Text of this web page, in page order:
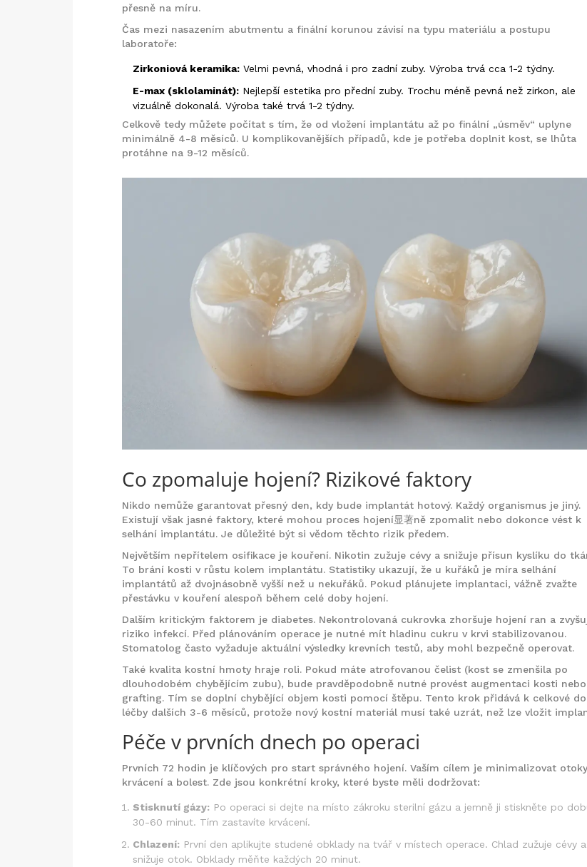
přesně na míru.
Čas mezi nasazením abutmentu a finální korunou závisí na typu materiálu a postupu
laboratoře:
Zirkoniová keramika: Velmi pevná, vhodná i pro zadní zuby. Výroba trvá cca 1-2 týdny.
E-max (sklolaminát): Nejlepší estetika pro přední zuby. Trochu méně pevná než zirkon, ale
vizuálně dokonalá. Výroba také trvá 1-2 týdny.
Celkově tedy můžete počítat s tím, že od vložení implantátu až po finální „úsměv“ uplyne
minimálně 4-8 měsíců. U komplikovanějších případů, kde je potřeba doplnit kost, se lhůta
protáhne na 9-12 měsíců.
Co zpomaluje hojení? Rizikové faktory
Nikdo nemůže garantovat přesný den, kdy bude implantát hotový. Každý organismus je jiný.
Existují však jasné faktory, které mohou proces hojení显著ně zpomalit nebo dokonce vést k
selhání implantátu. Je důležité být si vědom těchto rizik předem.
Největším nepřítelem osifikace je kouření. Nikotin zužuje cévy a snižuje přísun kyslíku do
To brání kosti v růstu kolem implantátu. Statistiky ukazují, že u kuřáků je míra selhání
implantátů až dvojnásobně vyšší než u nekuřáků. Pokud plánujete implantaci, vážně zvažte
přestávku v kouření alespoň během celé doby hojení.
Dalším kritickým faktorem je diabetes. Nekontrolovaná cukrovka zhoršuje hojení ran a
riziko infekcí. Před plánováním operace je nutné mít hladinu cukru v krvi stabilizovanou.
Stomatolog často vyžaduje aktuální výsledky krevních testů, aby mohl bezpečně operovat.
Také kvalita kostní hmoty hraje roli. Pokud máte atrofovanou čelist (kost se zmenšila po
dlouhodobém chybějícím zubu), bude pravděpodobně nutné provést augmentaci kosti
grafting. Tím se doplní chybějící objem kosti pomocí štěpu. Tento krok přidává k celkové
léčby dalších 3-6 měsíců, protože nový kostní materiál musí také uzrát, než lze vložit
Péče v prvních dnech po operaci
Prvních 72 hodin je klíčových pro start správného hojení. Vaším cílem je minimalizovat
krvácení a bolest. Zde jsou konkrétní kroky, které byste měli dodržovat:
Stisknutí gázy: Po operaci si dejte na místo zákroku sterilní gázu a jemně ji stiskněte po
30-60 minut. Tím zastavíte krvácení.
Chlazení: První den aplikujte studené obklady na tvář v místech operace. Chlad zužuje cévy a
snižuje otok. Obklady měňte každých 20 minut.